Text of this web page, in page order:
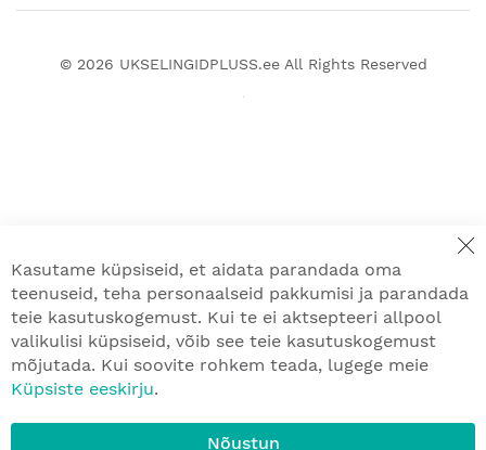
© 2026 UKSELINGIDPLUSS.eeAll Rights Reserved
Kasutame küpsiseid, et aidata parandada oma
teenuseid, teha personaalseid pakkumisi ja parandada
teie kasutuskogemust. Kui te ei aktsepteeri allpool
valikulisi küpsiseid, võib see teie kasutuskogemust
mõjutada. Kui soovite rohkem teada, lugege meie
Küpsiste eeskirju.
Nõustun